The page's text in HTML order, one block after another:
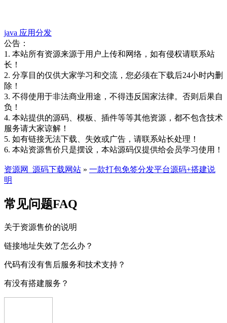
java 应用分发
公告：
1. 本站所有资源来源于用户上传和网络，如有侵权请联系站
长！
2. 分享目的仅供大家学习和交流，您必须在下载后24小时内删
除！
3. 不得使用于非法商业用途，不得违反国家法律。否则后果自
负！
4. 本站提供的源码、模板、插件等等其他资源，都不包含技术
服务请大家谅解！
5. 如有链接无法下载、失效或广告，请联系站长处理！
6. 本站资源售价只是摆设，本站源码仅提供给会员学习使用！
资源网_源码下载网站 » 一款打包免签分发平台源码+搭建说
明
常见问题FAQ
关于资源售价的说明
链接地址失效了怎么办？
代码有没有售后服务和技术支持？
有没有搭建服务？